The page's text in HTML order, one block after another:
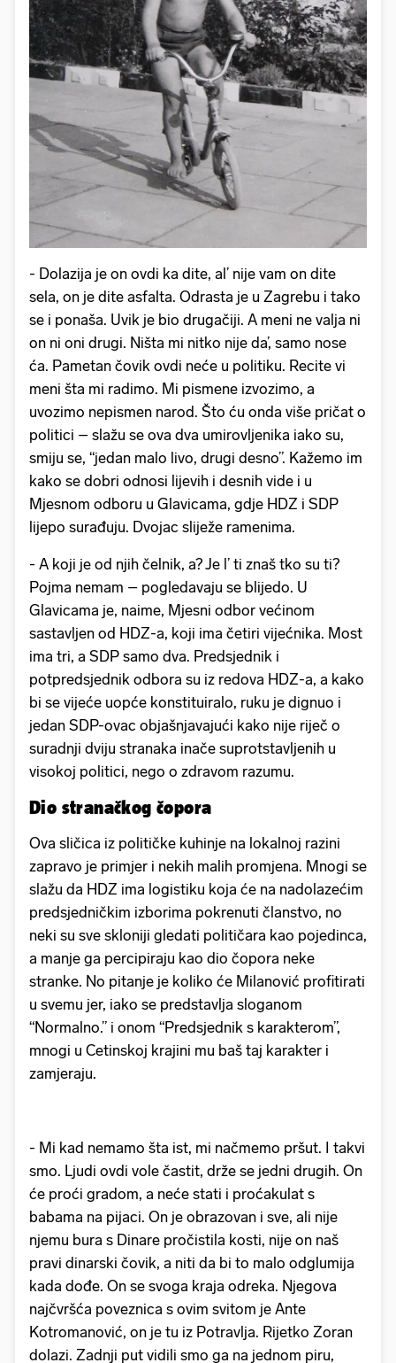
- Dolazija je on ovdi ka dite, al’ nije vam on dite
sela, on je dite asfalta. Odrasta je u Zagrebu i tako
se i ponaša. Uvik je bio drugačiji. A meni ne valja ni
on ni oni drugi. Ništa mi nitko nije da’, samo nose
ća. Pametan čovik ovdi neće u politiku. Recite vi
meni šta mi radimo. Mi pismene izvozimo, a
uvozimo nepismen narod. Što ću onda više pričat o
politici – slažu se ova dva umirovljenika iako su,
smiju se, “jedan malo livo, drugi desno”. Kažemo im
kako se dobri odnosi lijevih i desnih vide i u
Mjesnom odboru u Glavicama, gdje HDZ i SDP
lijepo surađuju. Dvojac sliježe ramenima.
- A koji je od njih čelnik, a? Je l’ ti znaš tko su ti?
Pojma nemam – pogledavaju se blijedo. U
Glavicama je, naime, Mjesni odbor većinom
sastavljen od HDZ-a, koji ima četiri vijećnika. Most
ima tri, a SDP samo dva. Predsjednik i
potpredsjednik odbora su iz redova HDZ-a, a kako
bi se vijeće uopće konstituiralo, ruku je dignuo i
jedan SDP-ovac objašnjavajući kako nije riječ o
suradnji dviju stranaka inače suprotstavljenih u
visokoj politici, nego o zdravom razumu.
Dio stranačkog čopora
Ova sličica iz političke kuhinje na lokalnoj razini
zapravo je primjer i nekih malih promjena. Mnogi se
slažu da HDZ ima logistiku koja će na nadolazećim
predsjedničkim izborima pokrenuti članstvo, no
neki su sve skloniji gledati političara kao pojedinca,
a manje ga percipiraju kao dio čopora neke
stranke. No pitanje je koliko će Milanović profitirati
u svemu jer, iako se predstavlja sloganom
“Normalno.” i onom “Predsjednik s karakterom”,
mnogi u Cetinskoj krajini mu baš taj karakter i
zamjeraju.
- Mi kad nemamo šta ist, mi načmemo pršut. I takvi
smo. Ljudi ovdi vole častit, drže se jedni drugih. On
će proći gradom, a neće stati i proćakulat s
babama na pijaci. On je obrazovan i sve, ali nije
njemu bura s Dinare pročistila kosti, nije on naš
pravi dinarski čovik, a niti da bi to malo odglumija
kada dođe. On se svoga kraja odreka. Njegova
najčvršća poveznica s ovim svitom je Ante
Kotromanović, on je tu iz Potravlja. Rijetko Zoran
dolazi. Zadnji put vidili smo ga na jednom piru,